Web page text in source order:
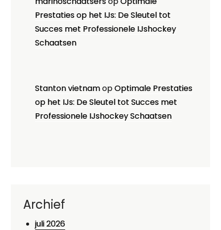
Prestaties op het IJs: De Sleutel tot
Succes met Professionele IJshockey
Schaatsen
Stanton vietnamopOptimale Prestaties
op het IJs: De Sleutel tot Succes met
Professionele IJshockey Schaatsen
Archief
juli 2026